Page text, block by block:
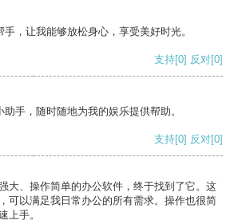
，让我能够放松身心，享受美好时光。
支持[0] 反对[0]
手，随时随地为我的娱乐提供帮助。
支持[0] 反对[0]
大、操作简单的办公软件，终于找到了它。这
可以满足我日常办公的所有需求。操作也很简
上手。